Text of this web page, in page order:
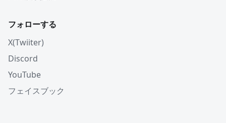
フォローする
X(Twiiter)
Discord
YouTube
フェイスブック